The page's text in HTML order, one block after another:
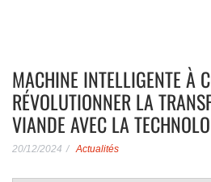
MACHINE INTELLIGENTE À
RÉVOLUTIONNER LA
VIANDE AVEC LA
20/12/2024 Actualités